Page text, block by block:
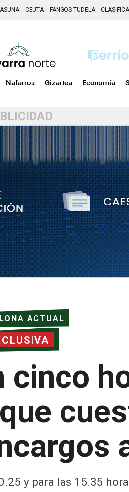
CEUTA FANGOS TUDELA
Nafarroa Gizartea Economía
ACTUAL
y para las 15.35